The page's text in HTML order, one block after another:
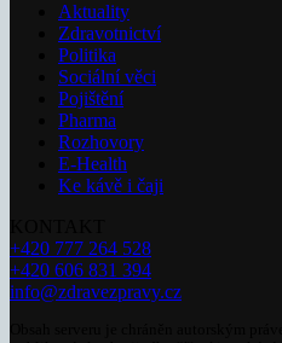
Aktuality
Zdravotnictví
Politika
Sociální věci
Pojištění
Pharma
Rozhovory
E-Health
Ke kávě i čaji
+420 777 264 528
+420 606 831 394
info@zdravezpravy.cz